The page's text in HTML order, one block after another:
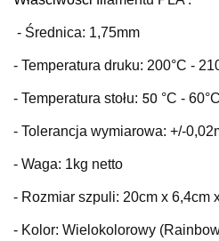
- Średnica: 1,75mm
- Temperatura druku: 200°C -
- Temperatura stołu: 50 °C - 60°C
- Tolerancja wymiarowa: +/-
- Waga: 1kg netto
- Rozmiar szpuli: 20cm x 6,4cm
- Kolor: Wielokolorowy